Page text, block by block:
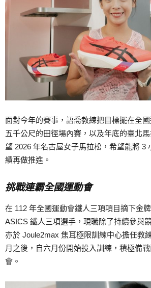
面對今年的賽事，語喬教練把目標擺在全
五千公尺的田徑場內賽，以及年底的臺北
望 2026 年名古屋女子馬拉松，希望能將 3
績再做推進。
挑戰連霸全國運動會
在 112 年全國運動會鐵人三項項目摘下金
ASICS 鐵人三項選手，現職除了持續參與
亦於 Joule2max 焦耳極限訓練中心擔任教
月之後，自六月份開始投入訓練，積極備
會。